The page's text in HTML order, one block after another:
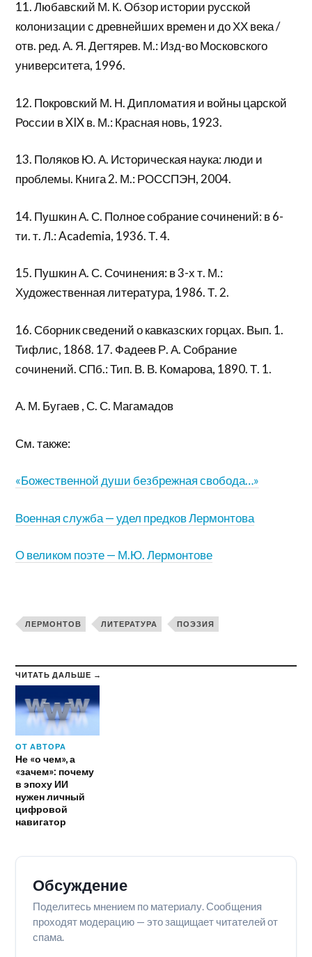
11. Любавский М. К. Обзор истории русской
колонизации с древнейших времен и до ХХ века /
отв. ред. А. Я. Дегтярев. М.: Изд-во Московского
университета, 1996.
12. Покровский М. Н. Дипломатия и войны царской
России в XIX в. М.: Красная новь, 1923.
13. Поляков Ю. А. Историческая наука: люди и
проблемы. Книга 2. М.: РОССПЭН, 2004.
14. Пушкин А. С. Полное собрание сочинений: в 6-
ти. т. Л.: Academia, 1936. Т. 4.
15. Пушкин А. С. Сочинения: в 3-х т. М.:
Художественная литература, 1986. Т. 2.
16. Сборник сведений о кавказских горцах. Вып. 1.
Тифлис, 1868. 17. Фадеев Р. А. Собрание
сочинений. СПб.: Тип. В. В. Комарова, 1890. Т. 1.
А. М. Бугаев , С. С. Магамадов
См. также:
«Божественной души безбрежная свобода…»
Военная служба — удел предков Лермонтова
О великом поэте — М.Ю. Лермонтове
ЛЕРМОНТОВ ЛИТЕРАТУРА ПОЭЗИЯ
ЧИТАТЬ ДАЛЬШЕ →
ОТ АВТОРА
Не «о чем», а
«зачем»: почему
в эпоху ИИ
нужен личный
цифровой
навигатор
Обсуждение
Поделитесь мнением по материалу. Сообщения
проходят модерацию — это защищает читателей от
спама.